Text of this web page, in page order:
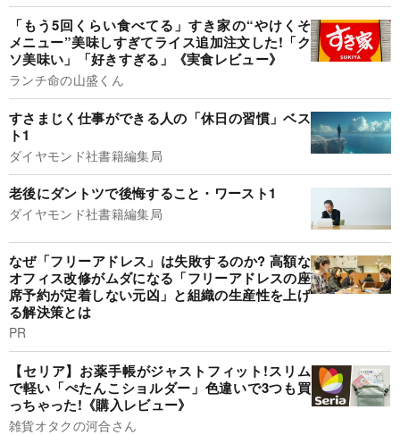
「もう5回くらい食べてる」すき家の“やけくそ
メニュー”美味しすぎてライス追加注文した!「ク
ソ美味い」「好きすぎる」《実食レビュー》
ランチ命の山盛くん
すさまじく仕事ができる人の「休日の習慣」ベス
ト1
ダイヤモンド社書籍編集局
老後にダントツで後悔すること・ワースト1
ダイヤモンド社書籍編集局
なぜ「フリーアドレス」は失敗するのか? 高額な
オフィス改修がムダになる「フリーアドレスの座
席予約が定着しない元凶」と組織の生産性を上げ
る解決策とは
PR
【セリア】お薬手帳がジャストフィット!スリム
で軽い「ぺたんこショルダー」色違いで3つも買
っちゃった!《購入レビュー》
雑貨オタクの河合さん